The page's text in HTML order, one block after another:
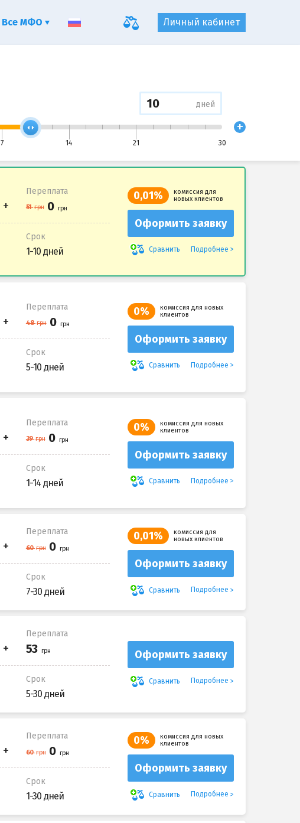
дней
7 14 21 30
+
Переплата
Срок
1-10 дней
0,01%
комиссия для
новых клиентов
Оформить заявку
Сравнить Подробнее
Переплата
Срок
5-10 дней
0%
комиссия для новых
клиентов
Оформить заявку
Сравнить Подробнее
Переплата
Срок
1-14 дней
0%
комиссия для новых
клиентов
Оформить заявку
Сравнить Подробнее
Переплата
Срок
7-30 дней
0,01%
комиссия для
новых клиентов
Оформить заявку
Сравнить Подробнее
Переплата
Срок
5-30 дней
Оформить заявку
Сравнить Подробнее
Переплата
Срок
1-30 дней
0%
комиссия для новых
клиентов
Оформить заявку
Сравнить Подробнее
Личный кабинет
Все МФО